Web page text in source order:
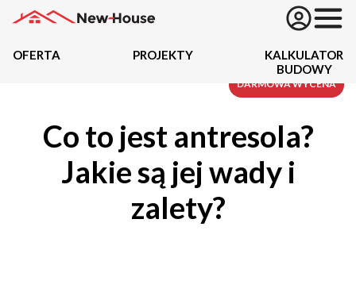
Oferta
OFERTA PROJEKTY
KALKULATOR
BUDOWY
Co to jest antresola?
Jakie są jej wady i
zalety?
DARMOWA WYCENA